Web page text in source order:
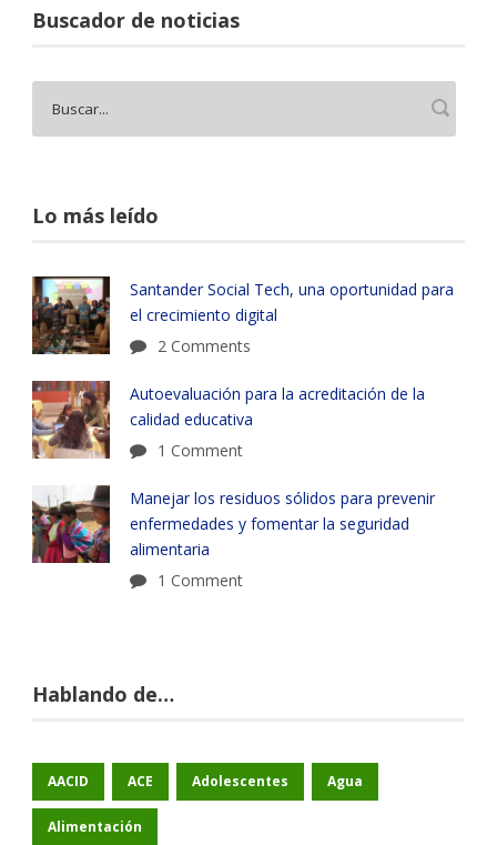
Buscador de noticias
Lo más leído
Santander Social Tech, una oportunidad para
el crecimiento digital
2 Comments
Autoevaluación para la acreditación de la
calidad educativa
1 Comment
Manejar los residuos sólidos para prevenir
enfermedades y fomentar la seguridad
alimentaria
1 Comment
Hablando de…
AACID ACE Adolescentes Agua
Alimentación